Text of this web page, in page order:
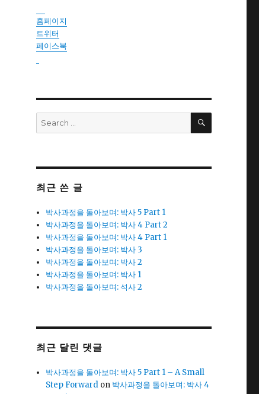
홈페이지
트위터
페이스북
Search
for:
SEARCH
최근 쓴 글
박사과정을 돌아보며: 박사 5 Part 1
박사과정을 돌아보며: 박사 4 Part 2
박사과정을 돌아보며: 박사 4 Part 1
박사과정을 돌아보며: 박사 3
박사과정을 돌아보며: 박사 2
박사과정을 돌아보며: 박사 1
박사과정을 돌아보며: 석사 2
최근 달린 댓글
박사과정을 돌아보며: 박사 5 Part 1 – A Small
Step Forward on 박사과정을 돌아보며: 박사 4